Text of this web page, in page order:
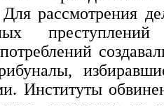
рассмотрения
Институты